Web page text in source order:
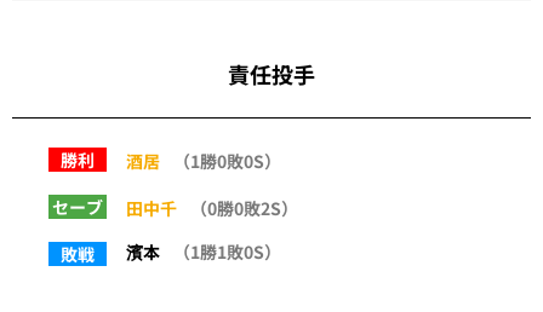
責任投手
勝利 酒居
（1勝0敗0S）
セーブ
田中千
（0勝0敗2S）
敗戦
濱本 （1勝1敗0S）